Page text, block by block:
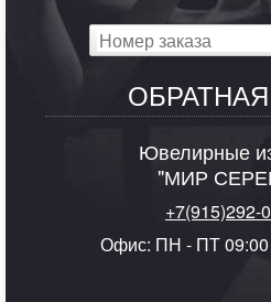
Ювелирные
"МИР
+7(915)292-
Офис: ПН - ПТ 09:00